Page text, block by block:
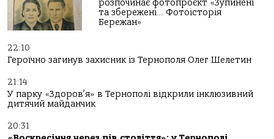
розпочинає фотопроєкт «Зупинені
та збережені… Фотоісторія
Бережан»
22:10
Героїчно загинув захисник із Тернополя Олег Шелетин
21:14
У парку «Здоров’я» в Тернополі відкрили інклюзивний
дитячий майданчик
20:31